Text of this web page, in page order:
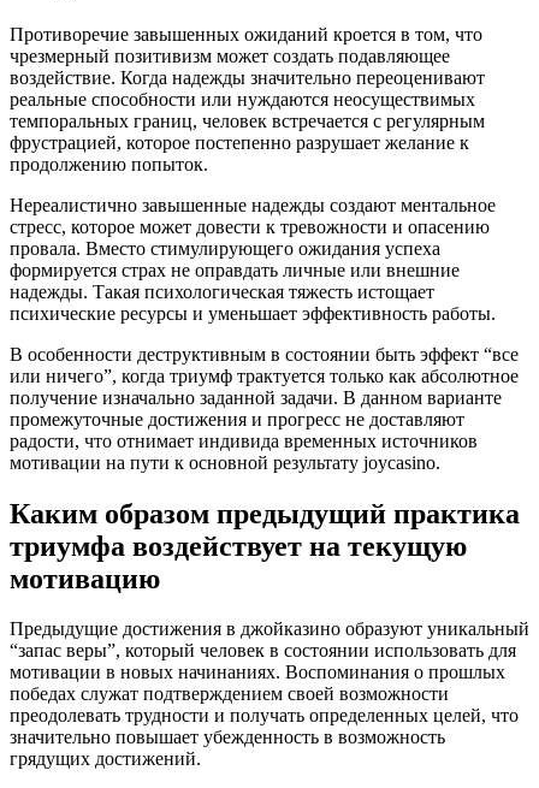
Противоречие завышенных ожиданий кроется в том, что
чрезмерный позитивизм может создать подавляющее
воздействие. Когда надежды значительно переоценивают
реальные способности или нуждаются неосуществимых
темпоральных границ, человек встречается с регулярным
фрустрацией, которое постепенно разрушает желание к
продолжению попыток.
Нереалистично завышенные надежды создают ментальное
стресс, которое может довести к тревожности и опасению
провала. Вместо стимулирующего ожидания успеха
формируется страх не оправдать личные или внешние
надежды. Такая психологическая тяжесть истощает
психические ресурсы и уменьшает эффективность работы.
В особенности деструктивным в состоянии быть эффект “все
или ничего”, когда триумф трактуется только как абсолютное
получение изначально заданной задачи. В данном варианте
промежуточные достижения и прогресс не доставляют
радости, что отнимает индивида временных источников
мотивации на пути к основной результату joycasino.
Каким образом предыдущий практика
триумфа воздействует на текущую
мотивацию
Предыдущие достижения в джойказино образуют уникальный
“запас веры”, который человек в состоянии использовать для
мотивации в новых начинаниях. Воспоминания о прошлых
победах служат подтверждением своей возможности
преодолевать трудности и получать определенных целей, что
значительно повышает убежденность в возможность
грядущих достижений.